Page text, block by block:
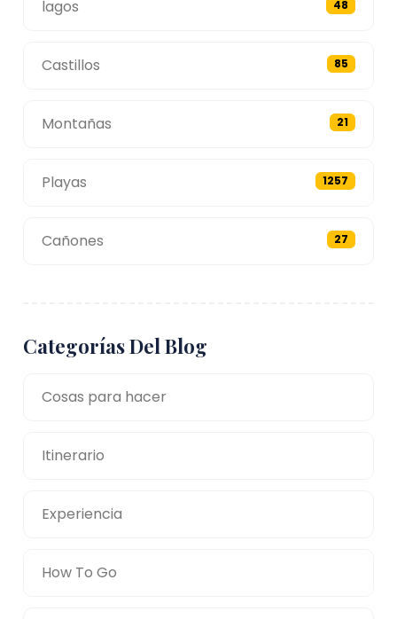
lagos 48
Castillos 85
Montañas 21
Playas 1257
Cañones 27
Categorías Del Blog
Cosas para hacer
Itinerario
Experiencia
How To Go